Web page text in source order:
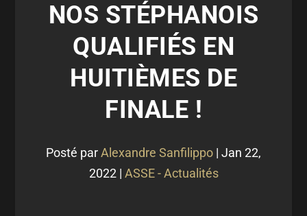
NOS STÉPHANOIS
QUALIFIÉS EN
HUITIÈMES DE
FINALE !
Posté parAlexandre Sanfilippo | Jan 22,
2022| ASSE - Actualités